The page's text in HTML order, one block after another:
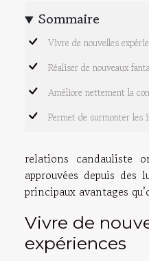
Sommaire
Vivre de nouvelles
Réaliser de nouveaux
Améliore nettement la
Permet de surmonter les
relations
approuvées depuis des
principaux avantages
Vivre de
expériences